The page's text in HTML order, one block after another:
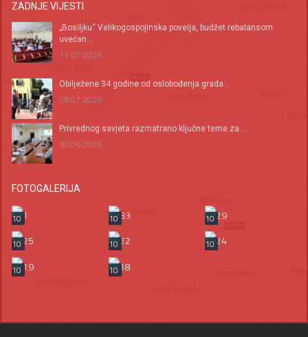
ZADNJE VIJESTI
„Bosiljku“ Velikogospojinska povelja, budžet rebalansom
uvećan...
13.07.2026
Оbilježene 34 godine od oslobođenja grada...
06.07.2026
Privrednog savjeta razmatrano ključne teme za...
30.06.2026
FOTOGALERIJA
10 10
10
10
10
10
10
10